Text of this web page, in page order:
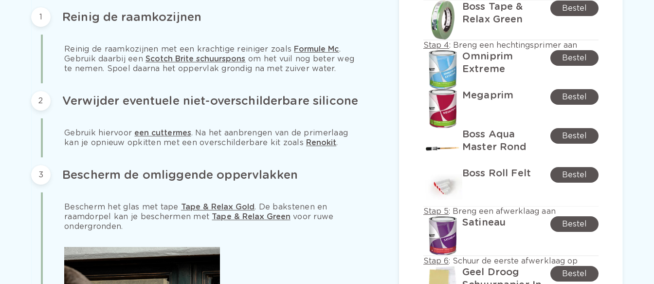
1 Reinig de raamkozijnen
Reinig de raamkozijnen met een krachtige reiniger zoals Formule Mc.
Gebruik daarbij eenScotch Brite schuurspons om het vuil nog beter weg
te nemen. Spoel daarna het oppervlak grondig na met zuiver water.
2 Verwijder eventuele niet-overschilderbare silicone
Gebruik hiervoor een cuttermes. Na het aanbrengen van de primerlaag
kan je opnieuw opkitten met een overschilderbare kit zoals Renokit.
3 Bescherm de omliggende oppervlakken
Bescherm het glas met tape Tape & Relax Gold. De bakstenen en
raamdorpel kan je beschermen met Tape & Relax Green voor ruwe
ondergronden.
Boss Tape &
Relax Green
Bestel
Stap 4: Breng een hechtingsprimer aan
Omniprim
Extreme
Bestel
Megaprim Bestel
Boss Aqua
Master Rond
Bestel
Boss Roll Felt Bestel
Stap 5: Breng een afwerklaag aan
Satineau Bestel
Stap 6: Schuur de eerste afwerklaag op
Geel Droog
Bestel